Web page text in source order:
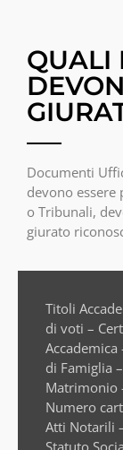
QUALI
Documenti
devono essere
o Tribunali,
giurato
Titoli
di voti –
di Famiglia
Matrimonio
Numero
Atti Notarili
Statuto